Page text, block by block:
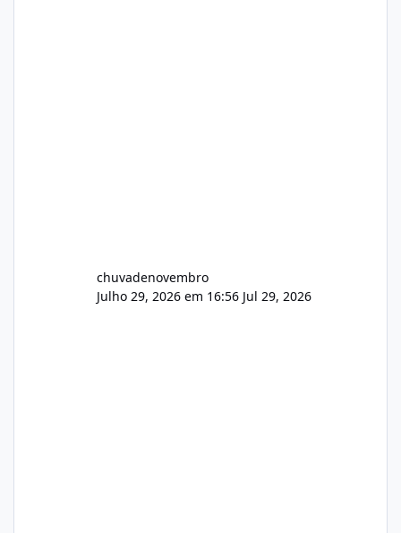
chuvadenovembro
Julho 29, 2026 em 16:56 Jul 29, 2026